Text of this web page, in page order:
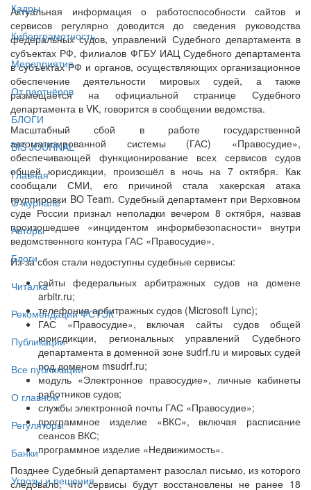
Кадры
Киберграмотность
Мероприятия
От партнёров
БЛОГИ
BIS JOURNAL
Главная
О журнале
Авторы
Блоги
Читалка
Рекомендации ФСТЭК
Публикации
Все публикации
О главном
Регуляторы
Банки
Угрозы и решения
Актуальная информация о работоспособности сайтов и
сервисов регулярно доводится до сведения руководства
федеральных судов, управлений Судебного департамента в
субъектах РФ, филиалов ФГБУ ИАЦ Судебного департамента
в субъектах РФ и органов, осуществляющих организационное
обеспечение деятельности мировых судей, а также
размещается на официальной странице Судебного
департамента в VK, говорится в сообщении ведомства.
Масштабный сбой в работе государственной
автоматизированной системы (ГАС) «Правосудие»,
обеспечивающей функционирование всех сервисов судов
общей юрисдикции, произошёл в ночь на 7 октября. Как
сообщали СМИ, его причиной стала хакерская атака
группировки BO Team. Судебный департамент при Верховном
суде России признал неполадки вечером 8 октября, назвав
произошедшее «инцидентом информбезопасности» внутри
ведомственного контура ГАС «Правосудие».
Из-за сбоя стали недоступны судебные сервисы:
сайты федеральных арбитражных судов на домене
arbitr.ru;
телефония арбитражных судов (Microsoft Lync);
ГАС «Правосудие», включая сайты судов общей
юрисдикции, региональных управлений Судебного
департамента в доменной зоне sudrf.ru и мировых судей
под доменом msudrf.ru;
модуль «Электронное правосудие», личные кабинеты
работников судов;
службы электронной почты ГАС «Правосудие»;
программное изделие «ВКС», включая расписание
сеансов ВКС;
программное изделие «Недвижимость».
Позднее Судебный департамент разослал письмо, из которого
следовало, что сервисы будут восстановлены не ранее 18